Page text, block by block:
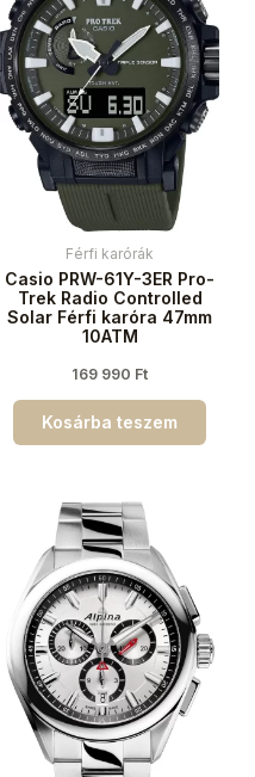
Férfi karórák
Casio PRW-61Y-3ER Pro-
Trek Radio Controlled
Solar Férfi karóra 47mm
10ATM
169 990 Ft
Kosárba teszem